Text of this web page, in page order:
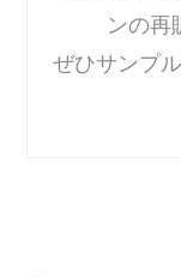
ンの再
ぜひサンプ